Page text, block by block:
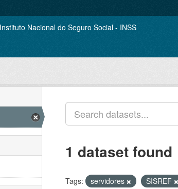
1 dataset found
Tags: servidores SISREF